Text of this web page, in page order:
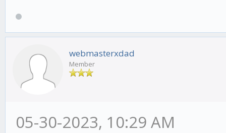
webmasterxdad
Member
05-30-2023, 10:29 AM